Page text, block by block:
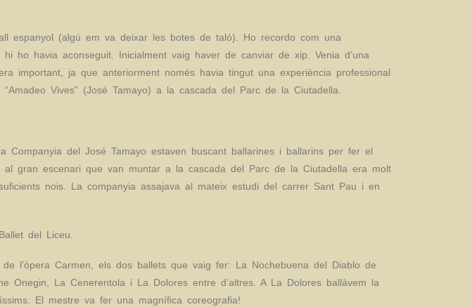
espanyol (algú em va deixar les botes de taló). Ho recordo com una
ho havia aconseguit. Inicialment vaig haver de canviar de xip. Venia d’una
important, ja que anteriorment només havia tingut una experiència professional
Vives” (José Tamayo) a la cascada del Parc de la Ciutadella.
del José Tamayo estaven buscant ballarines i ballarins per fer el
gran escenari que van muntar a la cascada del Parc de la Ciutadella era molt
nois. La companyia assajava al mateix estudi del carrer Sant Pau i en
del Liceu.
l’òpera Carmen, els dos ballets que vaig fer: La Nochebuena del Diablo de
Onegin, La Cenerentola i La Dolores entre d’altres. A La Dolores ballàvem la
El mestre va fer una magnífica coreografia!